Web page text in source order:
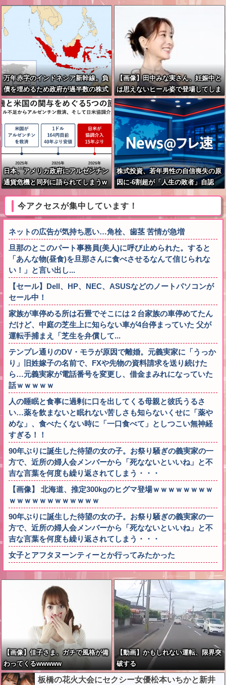
万年赤字のインドネシア新幹線。負
債を埋めるため政府が過半数の株式
を引き受ける
【画像】田中みな実さん、妊娠中と
は思えないヒール姿で登場してしま
う
日本、アメリカ政府にアルゼンチン
通貨危機と同列に語られてしまうw
wwwwwもうすでに158円に戻る
株式投資、若年男性の自信喪失の原
因に-6割超が「人生の敗者」自認
今アクセスが集中しています！
ネットの広告が気持ち悪い…角栓、歯茎 苦情が急増
旦那のとこのパート事務員(美人)に呼び止められた。すると
「あんな物(昼食)を旦那さんに食べさせるなんて信じられな
い！」と言い出し...
【セール】Dell、HP、NEC、ASUSなどのノートパソコンが
セール中！
家族が車停める所は石畳でそこには２台家族の車停めてたん
だけど、中庭の芝生上に知らない車が4台停まっていた 父が
運転手捕まえ「芝生を弁償して...
テンプレ通りのDV・モラが原因で離婚。元義実家に「うっか
り」旧姓嫁子の名前で、FXや先物の資料請求を送り続けた
ら…元義実家が電話番号を変更し、借金まみれになっていた
話ｗｗｗｗｗ
人の睡眠と食事に過剰に口を出してくる母親と彼氏うるさ
い…薬を飲まないと眠れない苦しさも知らないくせに「薬や
めな」、食べたくない時に「一口食べて」としつこい無神経
すぎる！！
90年ぶりに誕生した待望の女の子。お祭り騒ぎの義実家の一
方で、近所の婦人会メンバーから「死なないといいね」と不
吉な言葉を何度も繰り返されてしまう・・・
【画像】 北海道、推定300kgのヒグマ登場ｗｗｗｗｗｗｗｗ
ｗｗｗｗｗｗｗｗｗｗｗｗ
90年ぶりに誕生した待望の女の子。お祭り騒ぎの義実家の一
方で、近所の婦人会メンバーから「死なないといいね」と不
吉な言葉を何度も繰り返されてしまう・・・
女子とアフタヌーンティーとか行ってみたかった
【画像】佳子さま、ガチで風格が備
わってくるwwwww
【動画】かもしれない運転、限界突
破する
板橋の花火大会にセクシー女優松本いちかと新井